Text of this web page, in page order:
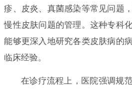
疹、皮炎、真菌感染等常见问题
慢性皮肤问题的管理。这种专科
能够更深入地研究各类皮肤病的
临床经验。
在诊疗流程上，医院强调规